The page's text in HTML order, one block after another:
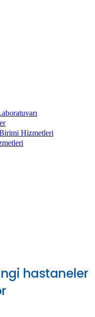
Hizmetleri
hastaneler